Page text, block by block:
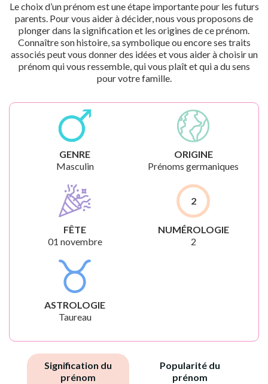
Le choix d’un prénom est une étape importante pour les futurs
parents. Pour vous aider à décider, nous vous proposons de
plonger dans la signification et les origines de ce prénom.
Connaître son histoire, sa symbolique ou encore ses traits
associés peut vous donner des idées et vous aider à choisir un
prénom qui vous ressemble, qui vous plaît et qui a du sens
pour votre famille.
GENRE
Masculin
ORIGINE
Prénoms germaniques
FÊTE
01 novembre
2
NUMÉROLOGIE
2
ASTROLOGIE
Taureau
Signification du
prénom
Popularité du
prénom